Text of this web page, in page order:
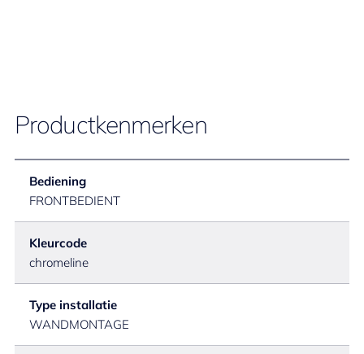
Productkenmerken
Bediening
FRONTBEDIENT
Kleurcode
chromeline
Type installatie
WANDMONTAGE